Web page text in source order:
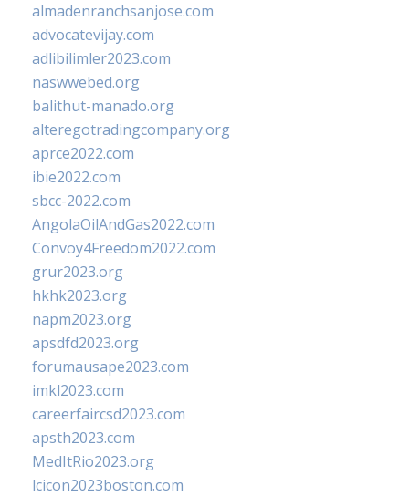
almadenranchsanjose.com
advocatevijay.com
adlibilimler2023.com
naswwebed.org
balithut-manado.org
alteregotradingcompany.org
aprce2022.com
ibie2022.com
sbcc-2022.com
AngolaOilAndGas2022.com
Convoy4Freedom2022.com
grur2023.org
hkhk2023.org
napm2023.org
apsdfd2023.org
forumausape2023.com
imkl2023.com
careerfaircsd2023.com
apsth2023.com
MedItRio2023.org
lcicon2023boston.com